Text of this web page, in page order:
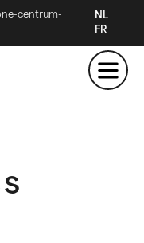
centrum-
NL
FR